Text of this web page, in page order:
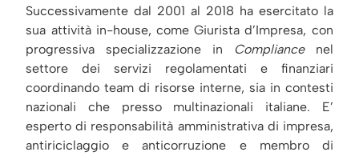
Successivamente dal 2001 al 2018 ha esercitato la
sua attività in-house, come Giurista d’Impresa, con
progressiva specializzazione in
Compliancenel
settore dei servizi regolamentati e finanziari
coordinando team di risorse interne, sia in contesti
nazionali che presso multinazionali italiane. E’
esperto di responsabilità amministrativa di impresa,
antiriciclaggio e anticorruzione e membro di